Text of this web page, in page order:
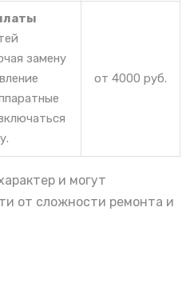
замену
от 4000 руб.
и могут
от сложности ремонта и